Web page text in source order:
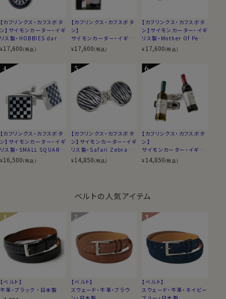
【カフリンクス・カフスボタ
ン】サイモンカーター・イギ
リス製・HOBBIES dartb
oard・ラウンド
¥17,600(税込)
【カフリンクス・カフスボタ
ン】
サイモンカーター・イギリ
ス製 ・Black Onyx & Mo
ther of Pearl・スクエア
¥17,600(税込)
【カフリンクス・カフスボタ
ン】サイモンカーター・イギ
リス製・Mother Of Pearl
Crystal Spiral・円形
¥ 17,600(税込)
【カフリンクス・カフスボタ
ン】サイモンカーター・イギ
リス製・SMALL SQUARE
CHEQUER Onyx Mothe
r Of Pearl・スクエア
¥16,500(税込)
【カフリンクス・カフスボタ
ン】サイモンカーター・イギ
リス製・Safari Zebra Pr
int・ゼブラ柄・円形
¥14,850(税込)
【カフリンクス・カフスボタ
ン】
サイモンカーター・イギリ
ス製・VINTAGE WINE・
ワインボトル
¥ 14,850(税込)
ベルトの人気アイテム
【ベルト】
牛革・ブラック ・日本製
【ベルト】
スウェード・牛革・ブラウ
【ベルト】
スウェード・牛革・ネイビー